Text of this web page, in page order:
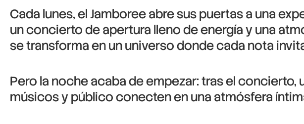
Cada lunes, el Jamboree abre sus puertas a una
un concierto de apertura lleno de energía y una
se transforma en un universo donde cada nota
Pero la noche acaba de empezar: tras el
músicos y público conecten en una atmósfera